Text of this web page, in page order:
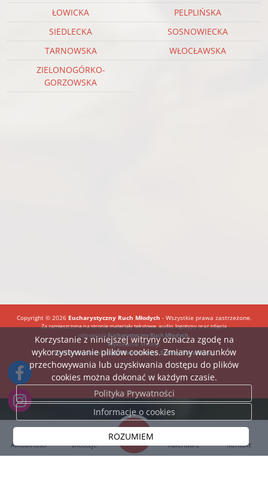
Aktualności Diecezje Kalendarz Kontakt
ŁOWICKA
PELPLIŃSKA
SIEDLECKA
SOSNOWIECKA
TARNOWSKA
WŁOCŁAWSKA
ZIELONOGÓRKO-
GORZOWSKA
Copyright © 2026 Eucharystyczny Ruch Młodych - Wszystkie prawa zastrzeżone.
Za zamieszczone na stronie materiały tekstowe, audio, logotypy oraz zdjęcia
odpowiada Eucharystyczny Ruch Młodych.
Wykonanie strony:
BartoszDostatni.pl
Nowoczesne Strony Parafialne
Korzystanie z niniejszej witryny oznacza zgodę na
wykorzystywanie plików cookies. Zmiany warunków
przechowywania lub uzyskiwania dostępu do plików
cookies można dokonać w każdym czasie.
Polityka Prywatności
Informacje o cookies
ROZUMIEM